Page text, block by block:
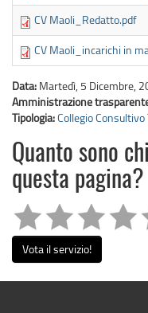
CV Maoli_Redatto.pdf
CV Maoli_incarichi in
Data: Martedì, 5 Dicembre,
Amministrazione
Tipologia:Collegio Consultivo
Quanto sono
questa pagina?
Vota il servizio!